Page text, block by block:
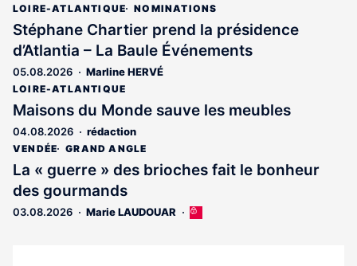
LOIRE-ATLANTIQUE NOMINATIONS
Stéphane Chartier prend la présidence
d’Atlantia – La Baule Événements
05.08.2026 Marline HERVÉ
LOIRE-ATLANTIQUE
Maisons du Monde sauve les meubles
04.08.2026 rédaction
VENDÉE GRAND ANGLE
La « guerre » des brioches fait le bonheur
des gourmands
03.08.2026 Marie LAUDOUAR
Cet